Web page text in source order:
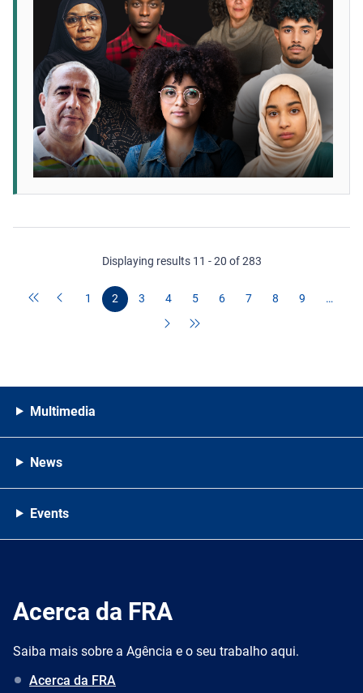
Displaying results 11 - 20 of 283
1 2 3 4 5 6 7 8 9 …
Multimedia
News
Events
Acerca da FRA
Saiba mais sobre a Agência e o seu trabalho aqui.
Acerca da FRA